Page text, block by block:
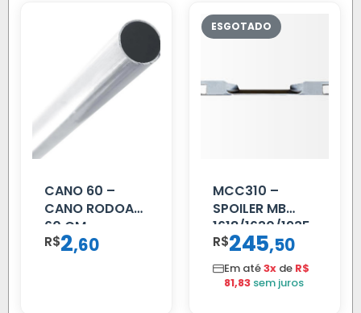
CANO 60 –
CANO RODOAR
60 CM
R$2,60
MCC310 –
SPOILER MB
1618/1630/1935
02 FAR
R$245,50
Em até3x de R$
81,83 sem juros